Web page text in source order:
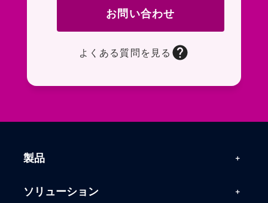
お問い合わせ
よくある質問を見る
製品
製品一覧
ソリューション